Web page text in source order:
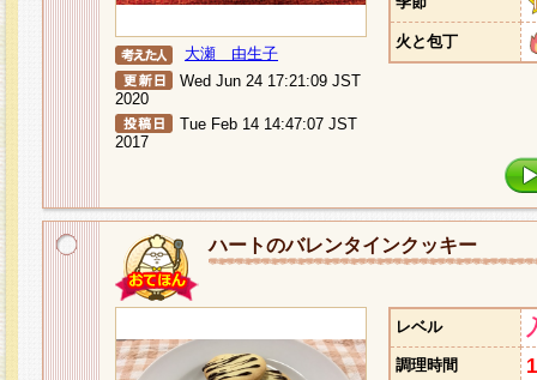
大瀬 由生子
Wed Jun 24 17:21:09 JST
2020
Tue Feb 14 14:47:07 JST
2017
火と包丁
ハートのバレンタインクッキー
レベル
調理時間